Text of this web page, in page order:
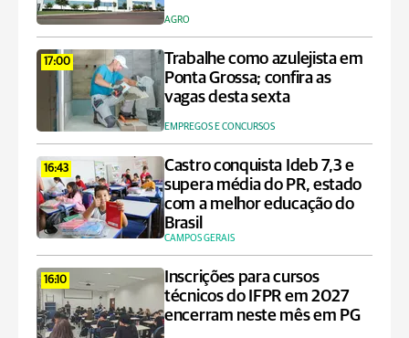
AGRO
17:00
Trabalhe como azulejista em
Ponta Grossa; confira as
vagas desta sexta
EMPREGOS E CONCURSOS
16:43
Castro conquista Ideb 7,3 e
supera média do PR, estado
com a melhor educação do
Brasil
CAMPOS GERAIS
16:10
Inscrições para cursos
técnicos do IFPR em 2027
encerram neste mês em PG